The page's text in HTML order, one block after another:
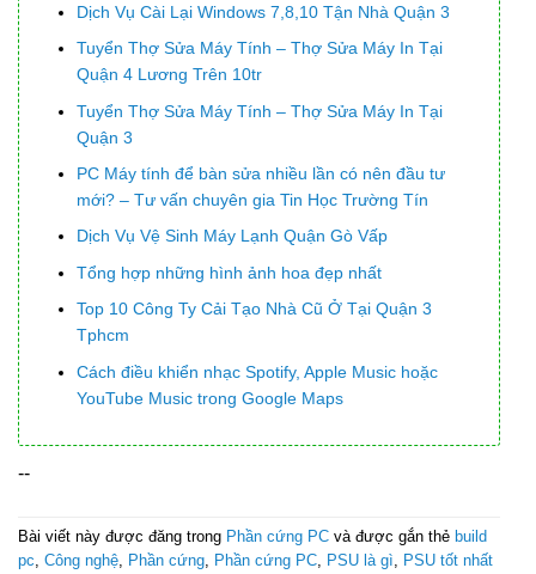
Dịch Vụ Cài Lại Windows 7,8,10 Tận Nhà Quận 3
Tuyển Thợ Sửa Máy Tính – Thợ Sửa Máy In Tại
Quận 4 Lương Trên 10tr
Tuyển Thợ Sửa Máy Tính – Thợ Sửa Máy In Tại
Quận 3
PC Máy tính để bàn sửa nhiều lần có nên đầu tư
mới? – Tư vấn chuyên gia Tin Học Trường Tín
Dịch Vụ Vệ Sinh Máy Lạnh Quận Gò Vấp
Tổng hợp những hình ảnh hoa đẹp nhất
Top 10 Công Ty Cải Tạo Nhà Cũ Ở Tại Quận 3
Tphcm
Cách điều khiển nhạc Spotify, Apple Music hoặc
YouTube Music trong Google Maps
--
Bài viết này được đăng trong Phần cứng PC và được gắn thẻ build
pc, Công nghệ, Phần cứng, Phần cứng PC, PSU là gì, PSU tốt nhất